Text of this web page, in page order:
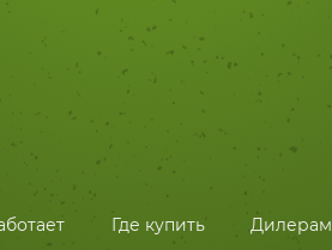
Где купить Дилерам